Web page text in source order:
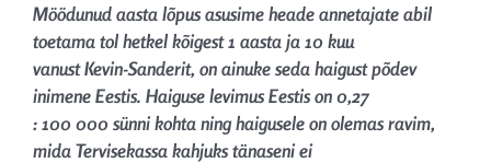
Möödunud aasta lõpus asusime heade annetajate abil
toetama tol hetkel kõigest 1 aasta ja 10 kuu
vanust Kevin-Sanderit, on ainuke seda haigust põdev
inimene Eestis. Haiguse levimus Eestis on 0,27
: 100 000 sünni kohta ning haigusele on olemas ravim,
mida Tervisekassa kahjuks tänaseni ei